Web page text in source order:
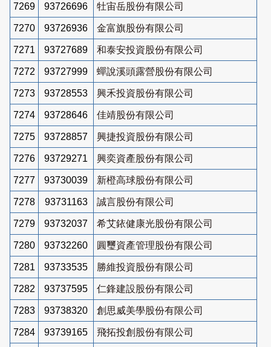
7269 93726696 牡宙岳股份有限公司
7270 93726936 金富旗股份有限公司
7271 93727689 和泰安投資股份有限公司
7272 93727999 蟬說溪頭露營股份有限公司
7273 93728553 興禾投資股份有限公司
7274 93728646 佳靖股份有限公司
7275 93728857 興捷投資股份有限公司
7276 93729271 興奕資產股份有限公司
7277 93730039 新橙高球股份有限公司
7278 93731163 誠言股份有限公司
7279 93732037 希艾銥健康光股份有限公司
7280 93732260 圓璽資產管理股份有限公司
7281 93733535 勝維投資股份有限公司
7282 93737595 仁鋒建設股份有限公司
7283 93738320 創思威美學股份有限公司
7284 93739165 飛拓投創股份有限公司